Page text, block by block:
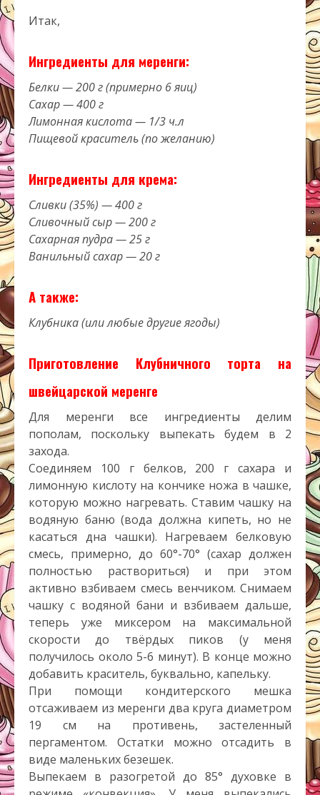
Итак,
Ингредиенты для меренги:
Белки — 200 г (примерно 6 яиц)
Сахар — 400 г
Лимонная кислота — 1/3 ч.л
Пищевой краситель (по желанию)
Ингредиенты для крема:
Сливки (35%) — 400 г
Сливочный сыр — 200 г
Сахарная пудра — 25 г
Ванильный сахар — 20 г
А также:
Клубника (или любые другие ягоды)
Приготовление Клубничного торта на
швейцарской меренге
Для меренги все ингредиенты делим
пополам, поскольку выпекать будем в 2
захода.
Соединяем 100 г белков, 200 г сахара и
лимонную кислоту на кончике ножа в чашке,
которую можно нагревать. Ставим чашку на
водяную баню (вода должна кипеть, но не
касаться дна чашки). Нагреваем белковую
смесь, примерно, до 60°-70° (сахар должен
полностью раствориться) и при этом
активно взбиваем смесь венчиком. Снимаем
чашку с водяной бани и взбиваем дальше,
теперь уже миксером на максимальной
скорости до твёрдых пиков (у меня
получилось около 5-6 минут). В конце можно
добавить краситель, буквально, капельку.
При помощи кондитерского мешка
отсаживаем из меренги два круга диаметром
19 см на противень, застеленный
пергаментом. Остатки можно отсадить в
виде маленьких безешек.
Выпекаем в разогретой до 85° духовке в